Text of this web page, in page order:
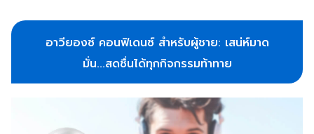
อาวียองซ์ คอนฟิเดนซ์ สำหรับผู้ชาย: เสน่ห์มาด
มั่น...สดชื่นได้ทุกกิจกรรมท้าทาย